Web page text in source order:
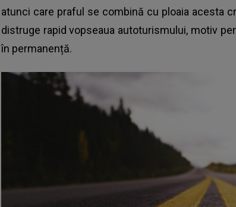
atunci care praful se combină cu ploaia acesta
distruge rapid vopseaua autoturismului, motiv
în permanență.